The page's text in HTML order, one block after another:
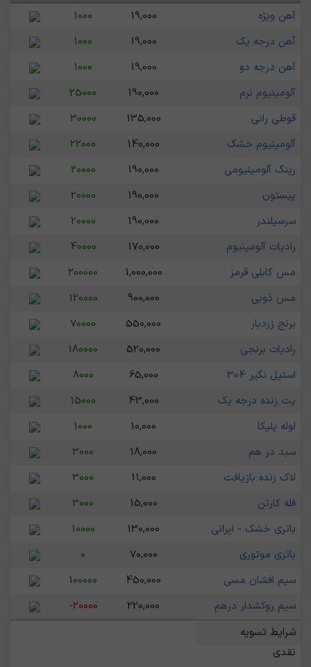
آهن ویژه
19,000
1000
آهن درجه یک
19,000
1000
آهن درجه دو
19,000
1000
آلومینیوم نرم
190,000
25000
قوطی رانی
135,000
30000
آلومینیوم خشک
140,000
22000
رینگ آلومینیومی
190,000
20000
پیستون
190,000
20000
سرسیلندر
190,000
20000
رادیات آلومینیوم
170,000
40000
مس کابلی قرمز
1,000,000
200000
مس ذوبی
900,000
120000
برنج زردبار
550,000
70000
رادیات برنجی
520,000
180000
استیل نگیر 304
65,000
8000
پت زنده درجه یک
43,000
15000
لوله پلیکا
10,000
1000
سبد در هم
18,000
3000
لاک زنده بازیافت
11,000
3000
فله کارتن
15,000
3000
باتری خشک - ایرانی
130,000
10000
باتری موتوری
70,000
0
سیم افشان مسی
450,000
100000
سیم روکشدار درهم
220,000
-20000
شرایط تسویه
نقدی